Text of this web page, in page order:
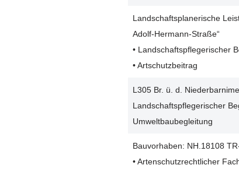
Landschaftsplanerische
Adolf-Hermann-Straße“
• Landschaftspflegerischer
• Artschutzbeitrag
L305 Br. ü. d.
Landschaftspflegerischer
Umweltbaubegleitung
Bauvorhaben: NH.18108
• Artenschutzrechtlicher